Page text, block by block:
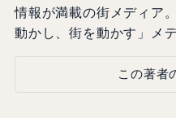
情報が満載の街メディア
動かし、街を動かす」メ
この著者